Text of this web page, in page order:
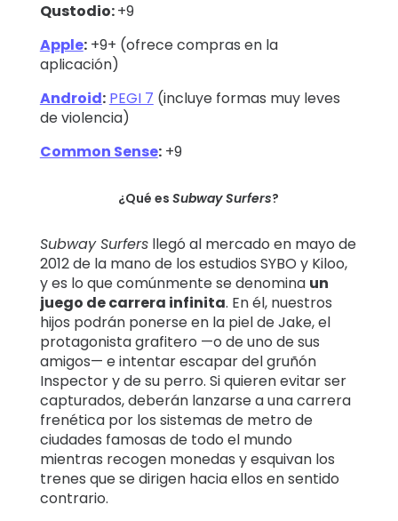
Qustodio:+9
Apple:+9+ (ofrece compras en la
aplicación)
Android: PEGI 7 (incluye formas muy leves
de violencia)
Common Sense:+9
¿Qué esSubway Surfers?
Subway Surfersllegó al mercado en mayo de
2012 de la mano de los estudios SYBO y Kiloo,
y es lo que comúnmente se denomina un
juego de carrera infinita. En él, nuestros
hijos podrán ponerse en la piel de Jake, el
protagonista grafitero —o de uno de sus
amigos— e intentar escapar del gruñón
Inspector y de su perro. Si quieren evitar ser
capturados, deberán lanzarse a una carrera
frenética por los sistemas de metro de
ciudades famosas de todo el mundo
mientras recogen monedas y esquivan los
trenes que se dirigen hacia ellos en sentido
contrario.